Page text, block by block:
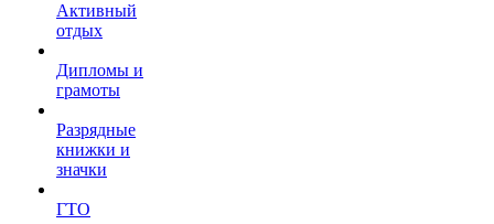
Активный
отдых
Дипломы и
грамоты
Разрядные
книжки и
значки
ГТО